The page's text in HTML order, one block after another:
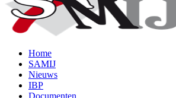
Home
SAMIJ
Nieuws
IBP
Documenten